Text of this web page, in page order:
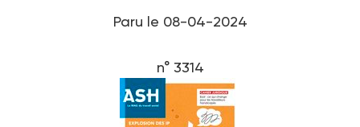
Paru le 08-04-2024
n° 3314